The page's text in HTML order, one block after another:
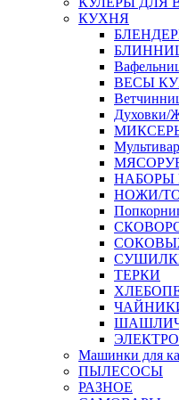
КУХНЯ
ВЕСЫ
Духовки/
НАБОРЫ
НОЖИ/
СУШИЛКИ
ТЕРКИ
Машинки для
ПЫЛЕСОСЫ
РАЗНОЕ